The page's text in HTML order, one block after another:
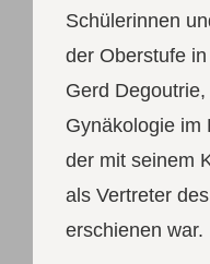
Schülerinnen
der Oberstufe
Gerd
Gynäkologie im
der mit seinem
als Vertreter
erschienen war.